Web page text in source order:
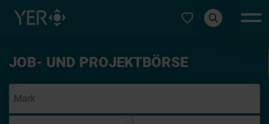
Typ auswählen
JOB- UND PROJEKTBÖRSE